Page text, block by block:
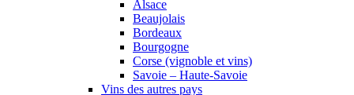
Alsace
Beaujolais
Bordeaux
Bourgogne
Corse (vignoble et vins)
Savoie – Haute-Savoie
Vins des autres pays